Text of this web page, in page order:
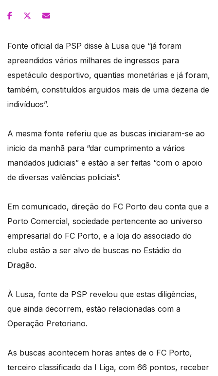
Fonte oficial da PSP disse à Lusa que “já foram
apreendidos vários milhares de ingressos para
espetáculo desportivo, quantias monetárias e já foram,
também, constituídos arguidos mais de uma dezena de
indivíduos”.
A mesma fonte referiu que as buscas iniciaram-se ao
inicio da manhã para “dar cumprimento a vários
mandados judiciais” e estão a ser feitas “com o apoio
de diversas valências policiais”.
Em comunicado, direção do FC Porto deu conta que a
Porto Comercial, sociedade pertencente ao universo
empresarial do FC Porto, e a loja do associado do
clube estão a ser alvo de buscas no Estádio do
Dragão.
À Lusa, fonte da PSP revelou que estas diligências,
que ainda decorrem, estão relacionadas com a
Operação Pretoriano.
As buscas acontecem horas antes de o FC Porto,
terceiro classificado da I Liga, com 66 pontos, receber